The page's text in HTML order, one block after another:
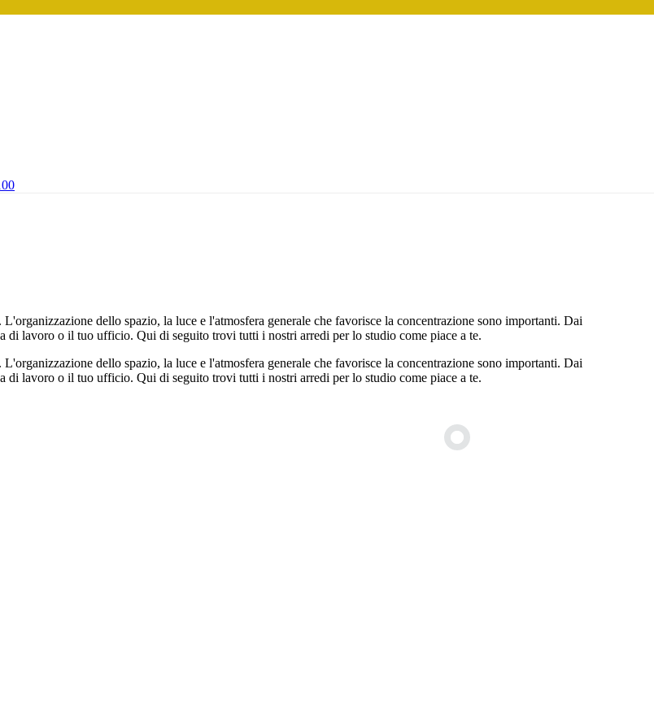
dello spazio, la luce e l'atmosfera generale che favorisce la concentrazione sono importanti. Dai
di lavoro o il tuo ufficio. Qui di seguito trovi tutti i nostri arredi per lo studio come piace a te.
dello spazio, la luce e l'atmosfera generale che favorisce la concentrazione sono importanti. Dai
di lavoro o il tuo ufficio. Qui di seguito trovi tutti i nostri arredi per lo studio come piace a te.